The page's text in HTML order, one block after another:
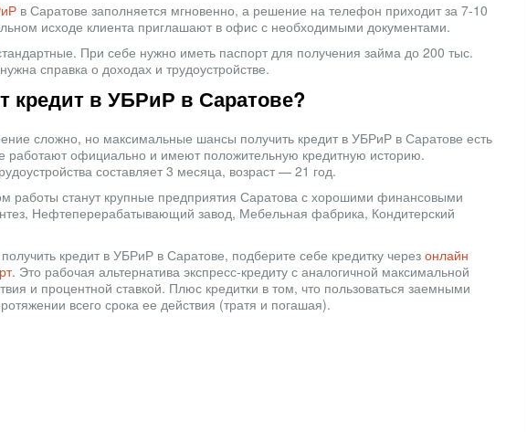
в Саратове заполняется мгновенно, а решение на телефон приходит за 7-10
исходе клиента приглашают в офис с необходимыми документами.
При себе нужно иметь паспорт для получения займа до 200 тыс.
справка о доходах и трудоустройстве.
кредит в УБРиР в Саратове?
сложно, но максимальные шансы получить кредит в УБРиР в Саратове есть
работают официально и имеют положительную кредитную историю.
составляет 3 месяца, возраст — 21 год.
работы станут крупные предприятия Саратова с хорошими финансовыми
Нефтеперерабатывающий завод, Мебельная фабрика, Кондитерский
кредит в УБРиР в Саратове, подберите себе кредитку через онлайн
. Это рабочая альтернатива экспресс-кредиту с аналогичной максимальной
и процентной ставкой. Плюс кредитки в том, что пользоваться заемными
всего срока ее действия (тратя и погашая).